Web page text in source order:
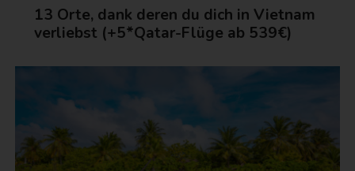
13 Orte, dank deren du dich in Vietnam
verliebst (+5*Qatar-Flüge ab 539€)